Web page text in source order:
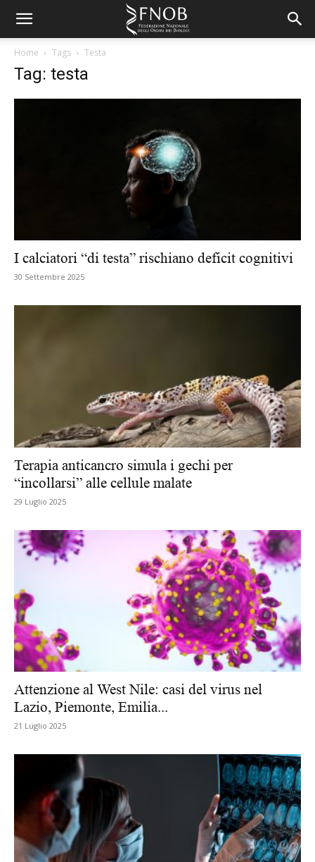
Home Tags Testa
Tag: testa
I calciatori “di testa” rischiano deficit cognitivi
30 Settembre 2025
Terapia anticancro simula i gechi per
“incollarsi” alle cellule malate
29 Luglio 2025
Attenzione al West Nile: casi del virus nel
Lazio, Piemonte, Emilia...
21 Luglio 2025